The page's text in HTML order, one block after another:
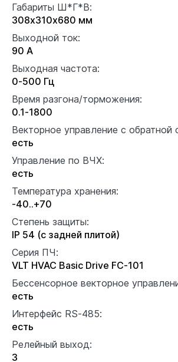
Габариты Ш*Г*В:
308x310x680 мм
Выходной ток:
90 А
Выходная частота:
0-500 Гц
Время разгона/торможения:
0.1-1800
Векторное управление с обратной
есть
Управление по ВЧХ:
есть
Температура хранения:
-40..+70
Степень защиты:
IP 54 (с задней плитой)
Серия ПЧ:
VLT HVAC Basic Drive FC-101
Бессенсорное векторное
есть
Интерфейс RS-485:
есть
Релейный выход:
3